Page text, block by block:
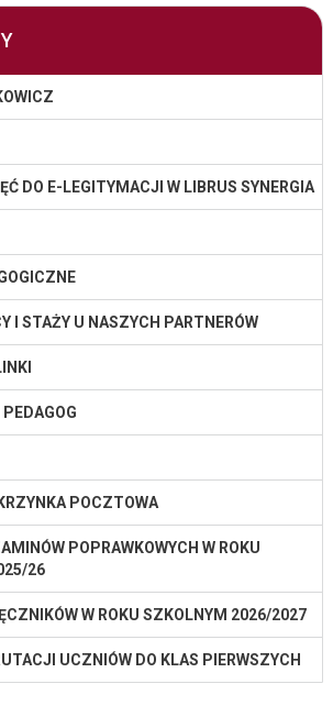
DO E-LEGITYMACJI W LIBRUS SYNERGIA
I STAŻY U NASZYCH PARTNERÓW
POCZTOWA
POPRAWKOWYCH W ROKU
26
W ROKU SZKOLNYM 2026/2027
UCZNIÓW DO KLAS PIERWSZYCH